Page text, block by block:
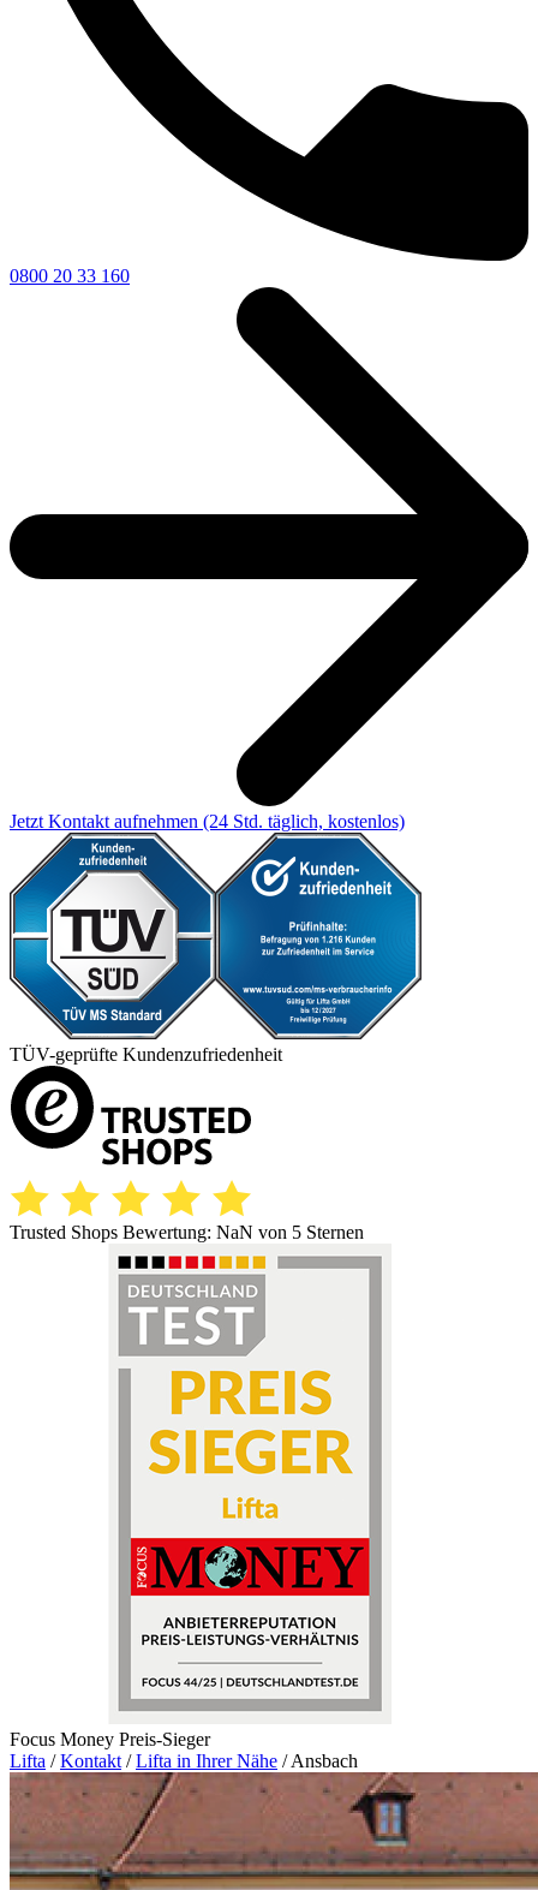
0800 20 33 160
Jetzt Kontakt aufnehmen (24 Std. täglich, kostenlos)
TÜV-geprüfte Kundenzufriedenheit
Trusted Shops Bewertung: NaN von 5 Sternen
Focus Money Preis-Sieger
Lifta / Kontakt / Lifta in Ihrer Nähe / Ansbach